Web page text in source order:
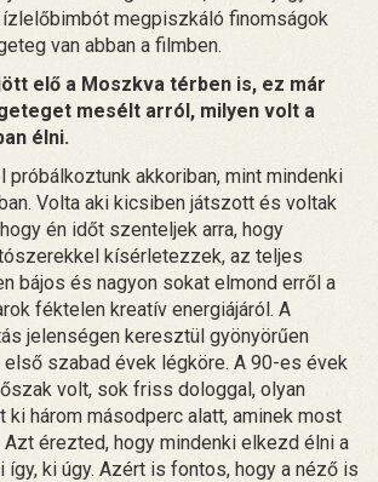
megpiszkáló finomságok
van abban a filmben.
elő a Moszkva térben is, ez már
mesélt arról, milyen volt a
élni.
próbálkoztunk akkoriban, mint mindenki
Volta aki kicsiben játszott és voltak
én időt szenteljek arra, hogy
kísérletezzek, az teljes
bájos és nagyon sokat elmond erről a
féktelen kreatív energiájáról. A
jelenségen keresztül gyönyörűen
első szabad évek légköre. A 90-es évek
volt, sok friss dologgal, olyan
ki három másodperc alatt, aminek most
Azt érezted, hogy mindenki elkezd élni a
ki úgy. Azért is fontos, hogy a néző is